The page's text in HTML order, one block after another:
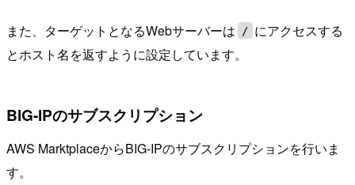
また、ターゲットとなるWebサーバーは / にアクセスする
とホスト名を返すように設定しています。
BIG-IPのサブスクリプション
AWS MarktplaceからBIG-IPのサブスクリプションを行いま
す。